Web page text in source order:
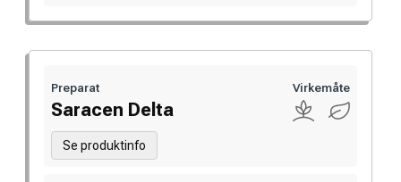
Preparat
Saracen Delta
Se produktinfo
Virkemåte